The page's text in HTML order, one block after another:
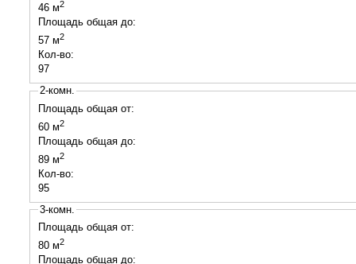
46 м2
Площадь общая до:
57 м2
Кол-во:
97
2-комн.
Площадь общая от:
60 м2
Площадь общая до:
89 м2
Кол-во:
95
3-комн.
Площадь общая от:
80 м2
Площадь общая до: